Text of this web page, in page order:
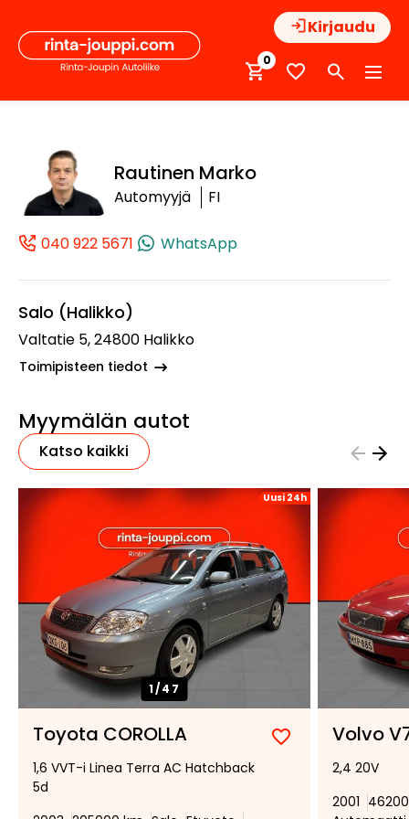
sisältöön
Kirjaudu
0
Rautinen Marko
Automyyjä FI
040 922 5671
(+358409225671, 0409225671, +358
WhatsApp
Salo (Halikko)
Valtatie 5, 24800 Halikko
Toimipisteen tiedot
Myymälän autot
Katso kaikki
Uusi 24h
1/47
Toyota COROLLA
Lisää
suosikiksi
Poista
suosikeista
1,6 VVT-i Linea Terra AC Hatchback
5d
Volvo
2,4 20V
2001